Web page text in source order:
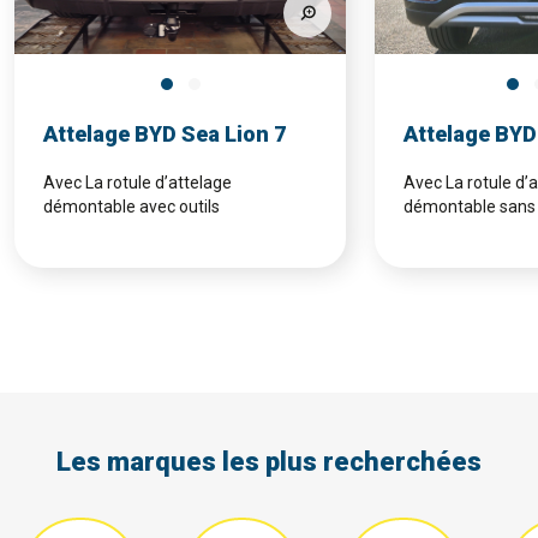
Attelage BYD Sea Lion 7
Avec La rotule d’attelage
démontable avec outils
Attelage
Avec La rotule
démontable
Les marques les plus recherchées